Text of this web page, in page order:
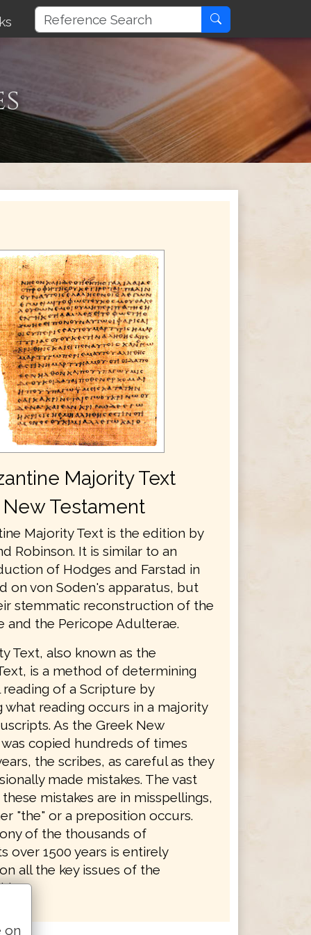
Majority Text
New Testament
Majority Text is the edition by
Robinson. It is similar to an
of Hodges and Farstad in
on von Soden's apparatus, but
stemmatic reconstruction of the
and the Pericope Adulterae.
Text, also known as the
is a method of determining
of a Scripture by
what reading occurs in a majority
As the Greek New
copied hundreds of times
the scribes, as careful as they
made mistakes. The vast
mistakes are in misspellings,
"the" or a preposition occurs.
of the thousands of
over 1500 years is entirely
all the key issues of the
on